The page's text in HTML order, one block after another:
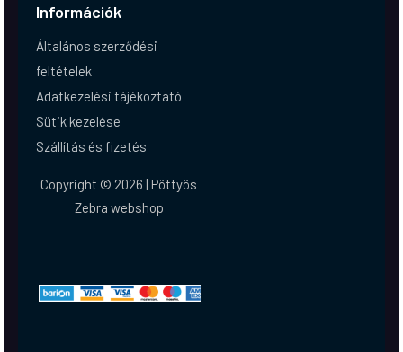
Információk
Általános szerződési
feltételek
Adatkezelési tájékoztató
Sütik kezelése
Szállítás és fizetés
Copyright © 2026 | Pöttyös
Zebra webshop